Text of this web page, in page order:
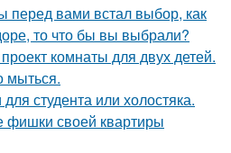
перед вами встал выбор, как
то что бы вы выбрали?
комнаты для двух детей.
мыться.
студента или холостяка.
фишки своей квартиры